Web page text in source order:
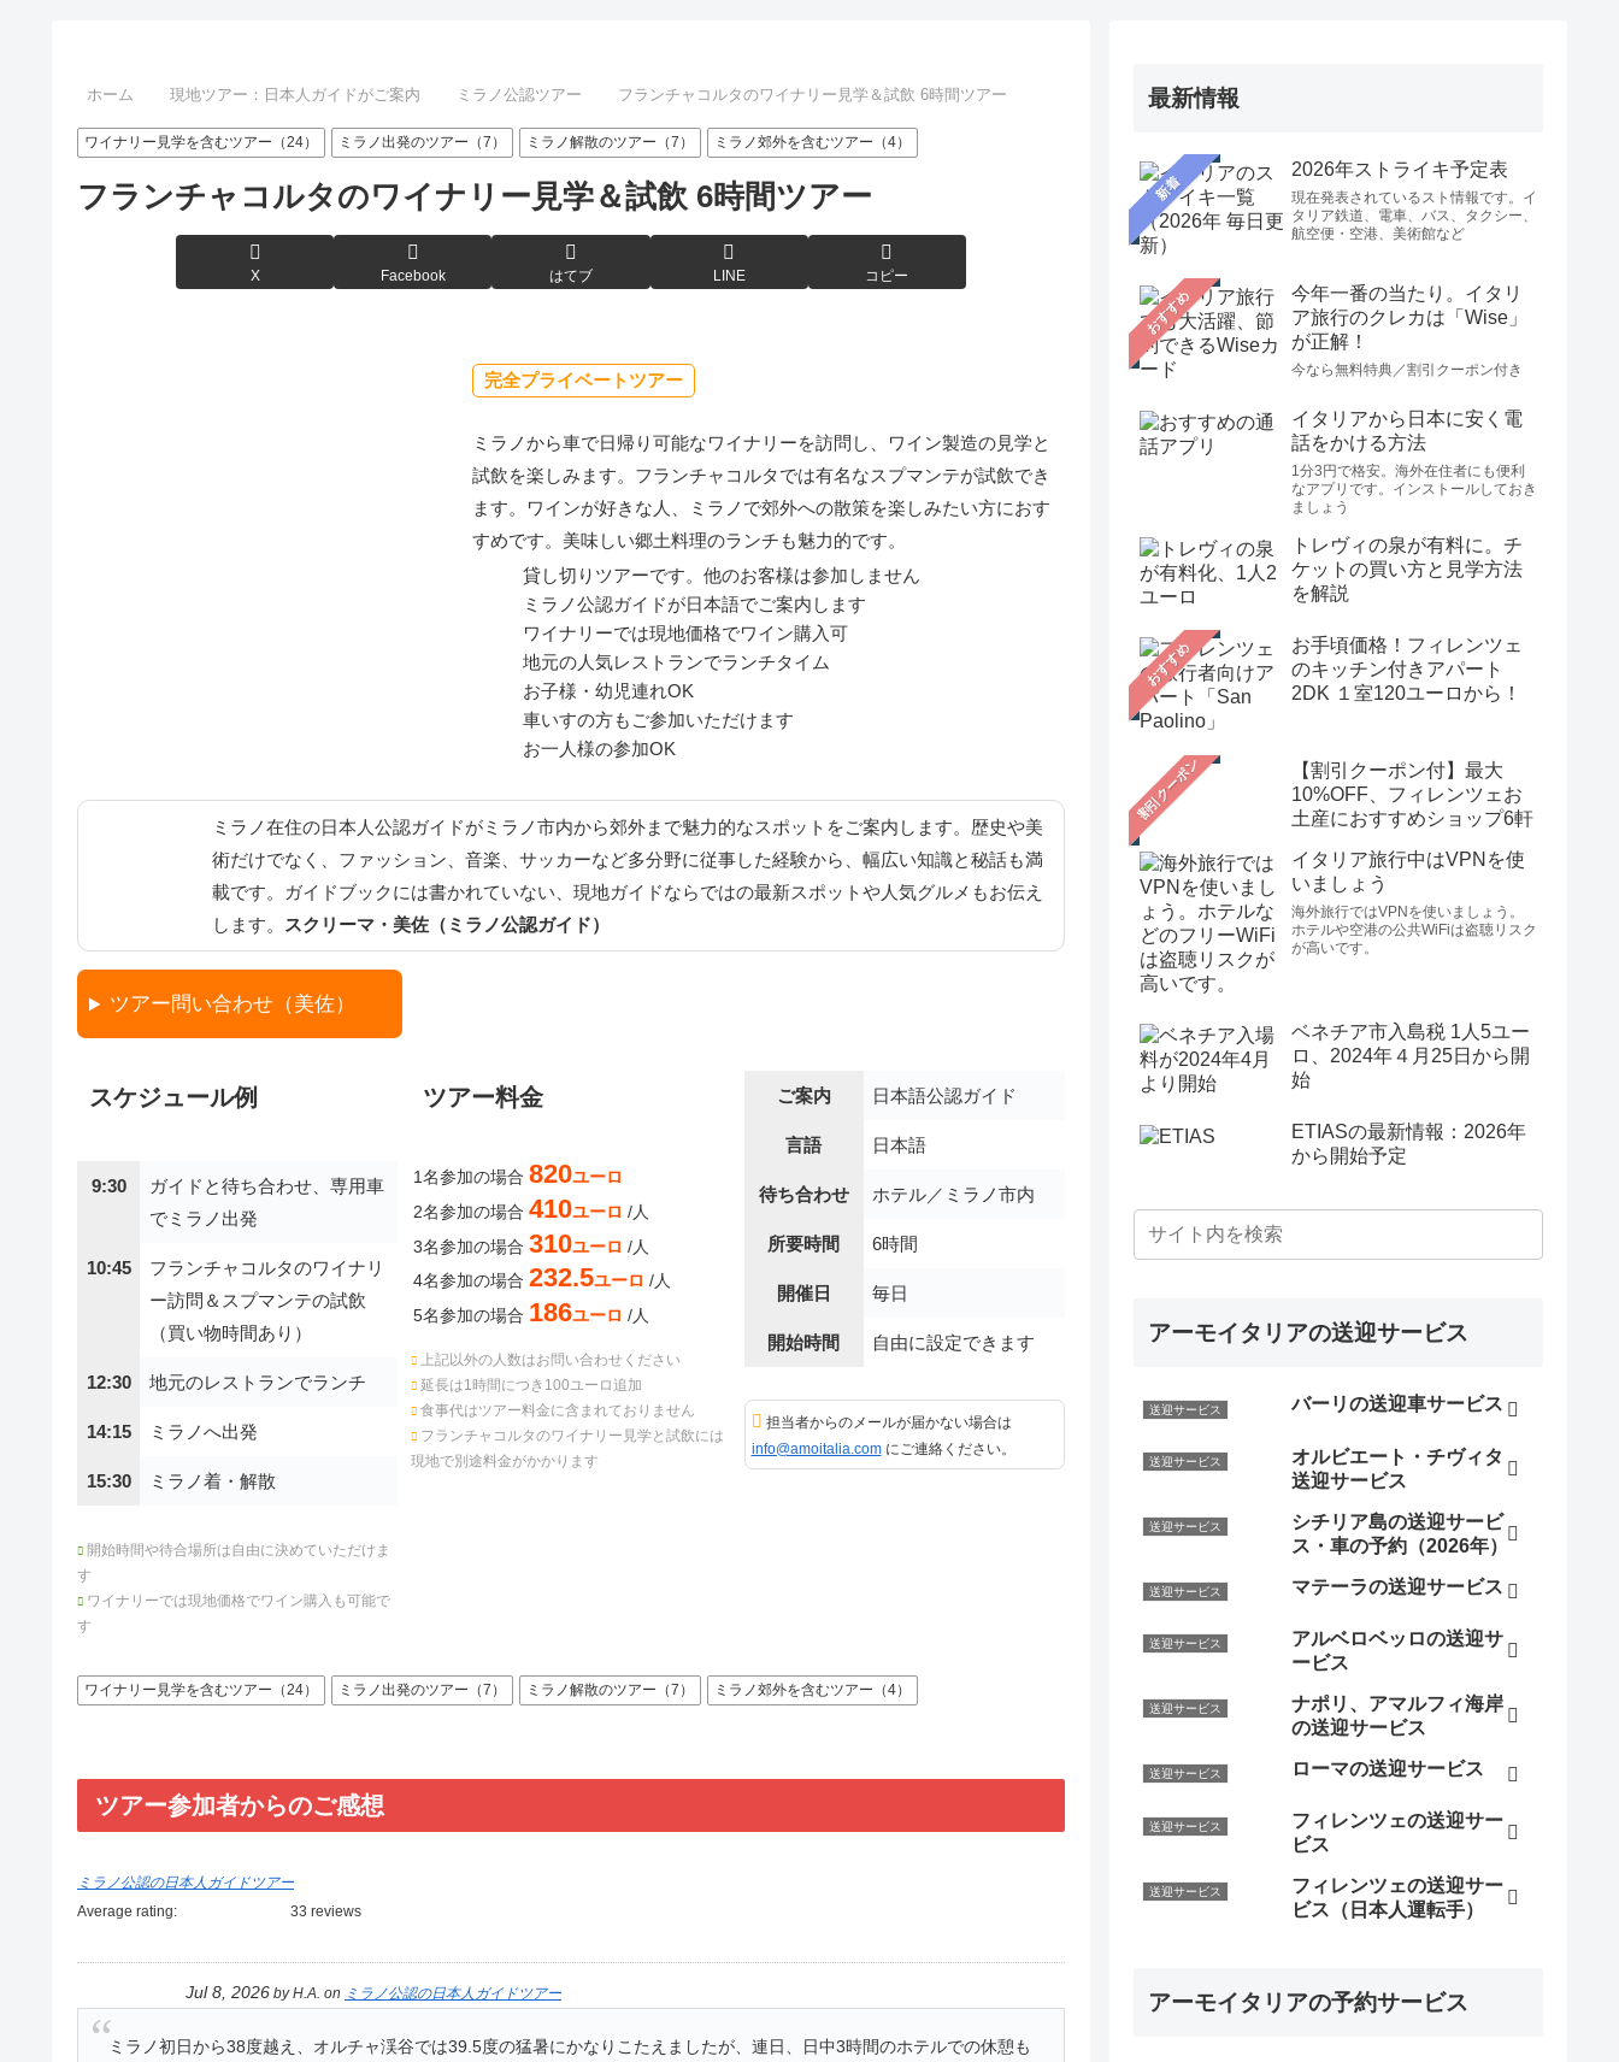
ホーム 現地ツアー：日本人ガイドがご案内 ミラノ公認ツアー フランチャコルタのワイナリー見学＆試飲 6時間ツアー
ワイナリー見学を含むツアー（24） ミラノ出発のツアー（7） ミラノ解散のツアー（7） ミラノ郊外を含むツアー（4）
フランチャコルタのワイナリー見学＆試飲 6時間ツアー
X Facebook はてブ LINE コピー
完全プライベートツアー
ミラノから車で日帰り可能なワイナリーを訪問し、ワイン製造の見学と
試飲を楽しみます。フランチャコルタでは有名なスプマンテが試飲でき
ます。ワインが好きな人、ミラノで郊外への散策を楽しみたい方におす
すめです。美味しい郷土料理のランチも魅力的です。
貸し切りツアーです。他のお客様は参加しません
ミラノ公認ガイドが日本語でご案内します
ワイナリーでは現地価格でワイン購入可
地元の人気レストランでランチタイム
お子様・幼児連れOK
車いすの方もご参加いただけます
お一人様の参加OK
ミラノ在住の日本人公認ガイドがミラノ市内から郊外まで魅力的なスポットをご案内します。歴史や美
術だけでなく、ファッション、音楽、サッカーなど多分野に従事した経験から、幅広い知識と秘話も満
載です。ガイドブックには書かれていない、現地ガイドならではの最新スポットや人気グルメもお伝え
します。
スクリーマ・美佐（ミラノ公認ガイド）
ツアー問い合わせ（美佐）
スケジュール例
9:30
ガイドと待ち合わせ、専用車
でミラノ出発
10:45
フランチャコルタのワイナリ
ー訪問＆スプマンテの試飲
（買い物時間あり）
12:30 地元のレストランでランチ
14:15 ミラノへ出発
15:30 ミラノ着・解散
開始時間や待合場所は自由に決めていただけま
す
ワイナリーでは現地価格でワイン購入も可能で
す
ツアー料金
1名参加の場合820ユーロ
2名参加の場合410ユーロ /人
3名参加の場合310ユーロ /人
4名参加の場合232.5ユーロ /人
5名参加の場合 186ユーロ /人
上記以外の人数はお問い合わせください
延長は1時間につき100ユーロ追加
食事代はツアー料金に含まれておりません
フランチャコルタのワイナリー見学と試飲には
現地で別途料金がかかります
ご案内 日本語公認ガイド
言語 日本語
待ち合わせ ホテル／ミラノ市内
所要時間 6時間
開催日 毎日
開始時間 自由に設定できます
担当者からのメールが届かない場合は
info@amoitalia.comにご連絡ください。
ワイナリー見学を含むツアー（24） ミラノ出発のツアー（7） ミラノ解散のツアー（7） ミラノ郊外を含むツアー（4）
ツアー参加者からのご感想
ミラノ公認の日本人ガイドツアー
Average rating:
33 reviews
Jul 8, 2026 byH.A. on ミラノ公認の日本人ガイドツアー
ミラノ初日から38度越え、オルチャ渓谷では39.5度の猛暑にかなりこたえましたが、連日、日中3時間のホテルでの休憩も
最新情報
新着
2026年ストライキ予定表
現在発表されているスト情報です。イ
タリア鉄道、電車、バス、タクシー、
航空便・空港、美術館など
おすすめ
今年一番の当たり。イタリ
ア旅行のクレカは「Wise」
が正解！
今なら無料特典／割引クーポン付き
イタリアから日本に安く電
話をかける方法
1分3円で格安。海外在住者にも便利
なアプリです。インストールしておき
ましょう
トレヴィの泉が有料に。チ
ケットの買い方と見学方法
を解説
おすすめ
お手頃価格！フィレンツェ
のキッチン付きアパート
2DK １室120ユーロから！
【割引クーポン付】最大
10%OFF、フィレンツェお
土産におすすめショップ6軒
イタリア旅行中はVPNを使
いましょう
海外旅行ではVPNを使いましょう。
ホテルや空港の公共WiFiは盗聴リスク
が高いです。
ベネチア市入島税 1人5ユー
ロ、2024年４月25日から開
始
ETIASの最新情報：2026年
から開始予定
アーモイタリアの送迎サービス
送迎サービス バーリの送迎車サービス
送迎サービス
オルビエート・チヴィタ
送迎サービス
送迎サービス
シチリア島の送迎サービ
ス・車の予約（2026年）
送迎サービス マテーラの送迎サービス
送迎サービス
アルベロベッロの送迎サ
ービス
送迎サービス
ナポリ、アマルフィ海岸
の送迎サービス
送迎サービス ローマの送迎サービス
送迎サービス
フィレンツェの送迎サー
ビス
送迎サービス
フィレンツェの送迎サー
ビス（日本人運転手）
アーモイタリアの予約サービス